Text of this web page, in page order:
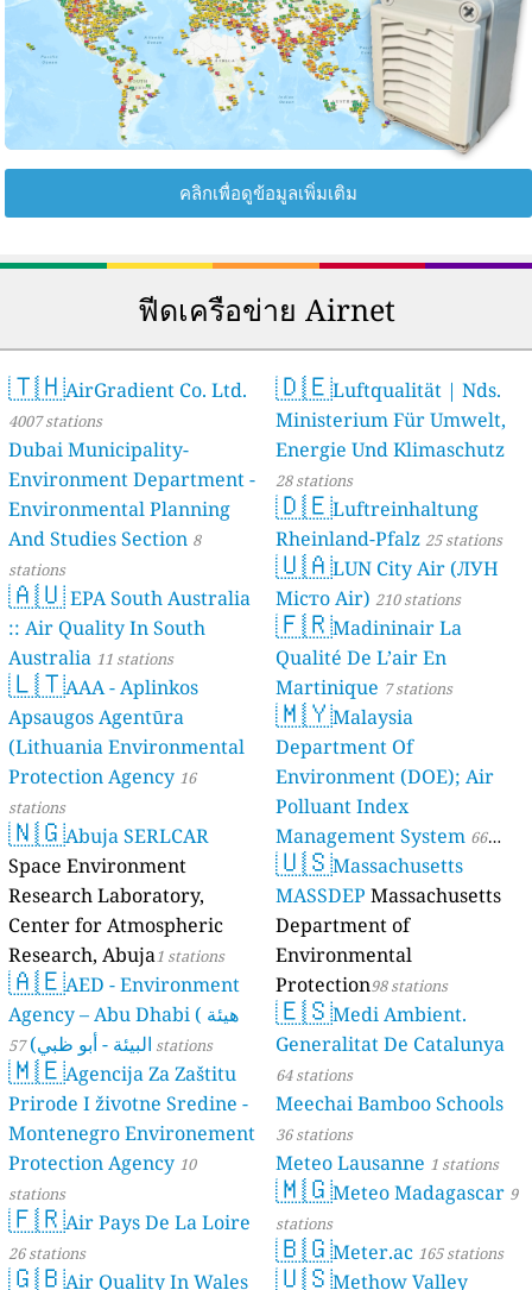
คลิกเพื่อดูข้อมูลเพิ่มเติม
ฟีดเครือข่าย Airnet
🇹🇭AirGradient Co. Ltd.
4007 stations
Dubai Municipality-
Environment Department -
Environmental Planning
And Studies Section 8
stations
🇦🇺EPA South Australia
:: Air Quality In South
Australia 11 stations
🇱🇹AAA - Aplinkos
Apsaugos Agentūra
(Lithuania Environmental
Protection Agency 16
stations
🇳🇬Abuja SERLCAR
Space Environment
Research Laboratory,
Center for Atmospheric
Research, Abuja1 stations
🇦🇪AED - Environment
Agency – Abu Dhabi ( هيئة
البيئة - أبو ظبي) 57 stations
🇲🇪Agencija Za Zaštitu
Prirode I životne Sredine -
Montenegro Environement
Protection Agency 10
stations
🇫🇷Air Pays De La Loire
26 stations
🇬🇧Air Quality In Wales
🇩🇪Luftqualität | Nds.
Ministerium Für Umwelt,
Energie Und Klimaschutz
28 stations
🇩🇪Luftreinhaltung
Rheinland-Pfalz 25 stations
🇺🇦LUN City Air (ЛУН
Місто Air) 210 stations
🇫🇷Madininair La
Qualité De L’air En
Martinique 7 stations
🇲🇾Malaysia
Department Of
Environment (DOE); Air
Polluant Index
Management System 66
stations
🇺🇸Massachusetts
MASSDEP Massachusetts
Department of
Environmental
Protection98 stations
🇪🇸Medi Ambient.
Generalitat De Catalunya
64 stations
Meechai Bamboo Schools
36 stations
Meteo Lausanne 1 stations
🇲🇬Meteo Madagascar 9
stations
🇧🇬Meter.ac 165 stations
🇺🇸Methow Valley